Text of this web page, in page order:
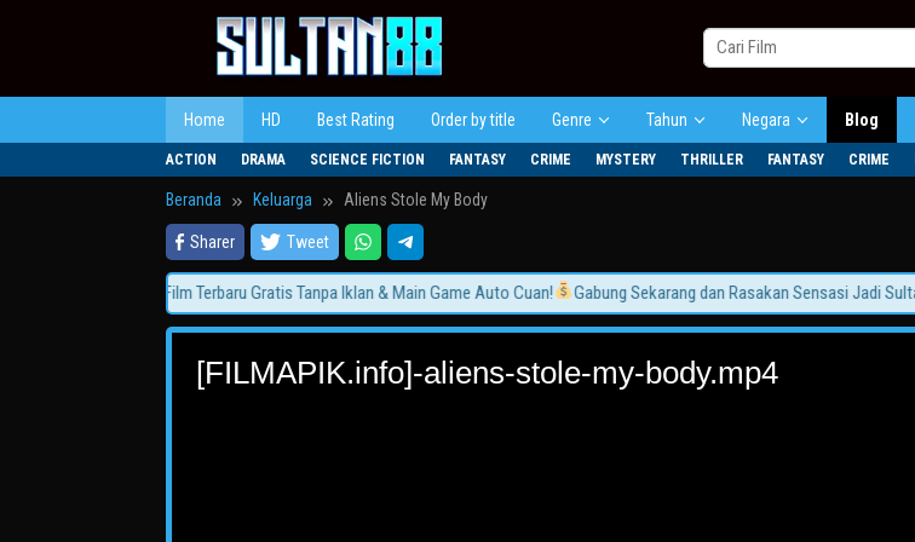
Home HD Best Rating Order by title Genre Tahun Negara Blog
ACTION DRAMA SCIENCE FICTION FANTASY CRIME MYSTERY THRILLER FANTASY CRIME
Beranda Keluarga Aliens Stole My Body
Sharer Tweet
Hadir! Nonton Film Terbaru Gratis Tanpa Iklan & Main Game Auto Cuan! Gabung Sekarang dan Rasakan Sensasi Jadi Sultan!